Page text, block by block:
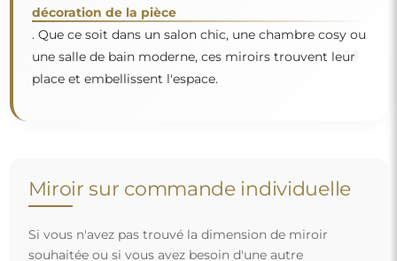
invitons à envoyer votre demande accompagnée du
projet à l'adresse e-mail :boutique@alfaram.fr.
Livraison gratuite et transport sécurisé
occupons de faire en sorte que le miroir que vous avez
commandé arrive en toute sécurité entre vos mains, et ce,